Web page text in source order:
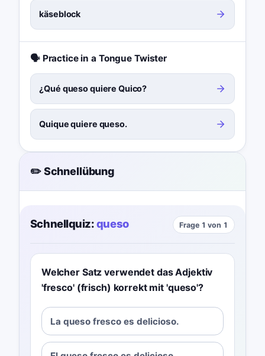
käseblock
🗣️ Practice in a Tongue Twister
¿Qué queso quiere Quico?
Quique quiere queso.
✏️ Schnellübung
Schnellquiz:queso Frage 1 von 1
Welcher Satz verwendet das Adjektiv
'fresco' (frisch) korrekt mit 'queso'?
La queso fresco es delicioso.